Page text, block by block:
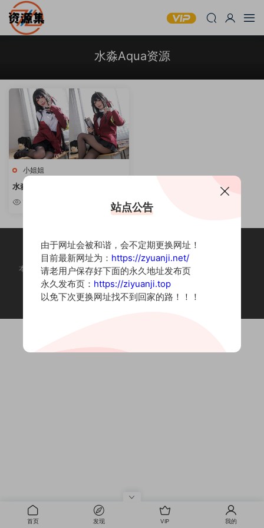
水淼Aqua资源
小姐姐
水淼Aqua – COSPLAY写真作品
合集 [持续更新]
本站为摄影写真图片网站，内容来自网络收集整理，仅作个人学习使用。
如有违法内容请联系删除
Copyright © 2022 资源集
首页 发现 VIP 我的
站点公告
由于网址会被和谐，会不定期更换网址！
目前最新网址为： https://zyuanji.net/
请老用户保存好下面的永久地址发布页
永久发布页： https://ziyuanji.top
以免下次更换网址找不到回家的路！！！